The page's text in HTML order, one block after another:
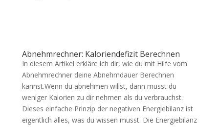
Abnehmrechner: Kaloriendefizit Berechnen
In diesem Artikel erkläre ich dir, wie du mit Hilfe vom
Abnehmrechner deine Abnehmdauer Berechnen
kannst.Wenn du abnehmen willst, dann musst du
weniger Kalorien zu dir nehmen als du verbrauchst.
Dieses einfache Prinzip der negativen Energiebilanz ist
eigentlich alles, was du wissen musst. Die Energiebilanz